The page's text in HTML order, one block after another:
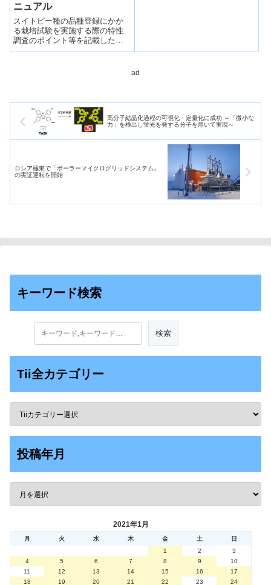
ニュアル
スイトピー種の品種登録にかか
る栽培試験を実施する際の特性
調査のポイント等を記載した特
性調査マニュアルを作成。
ad
高分子結晶化過程の可視化・定量化に成功 ～「微小な
力」を検出し蛍光を発する分子を用いて実現～
ロシア極東で「ポーラーマイクログリッドシステム」
の実証運転を開始
キーワード検索
Tii全カテゴリー
投稿年月
2021年1月
月 火 水 木 金 土
日
1
2
3
4
5 6 7 8 9
10
11
12 13 14 15 16
17
18
19 20 21 22 23
24